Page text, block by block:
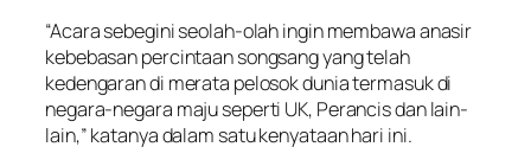
“Acara sebegini seolah-olah ingin membawa anasir
kebebasan percintaan songsang yang telah
kedengaran di merata pelosok dunia termasuk di
negara-negara maju seperti UK, Perancis dan lain-
lain,” katanya dalam satu kenyataan hari ini.